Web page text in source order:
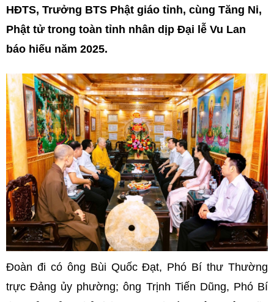
HĐTS, Trưởng BTS Phật giáo tỉnh, cùng Tăng Ni,
Phật tử trong toàn tỉnh nhân dịp Đại lễ Vu Lan
báo hiếu năm 2025.
Đoàn đi có ông Bùi Quốc Đạt, Phó Bí thư Thường
trực Đảng ủy phường; ông Trịnh Tiến Dũng, Phó Bí